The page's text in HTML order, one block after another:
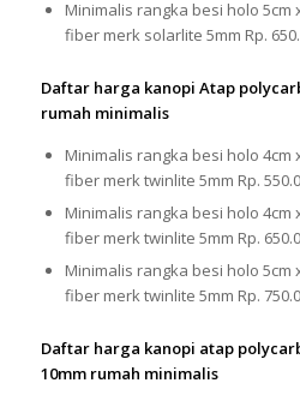
Minimalis rangka besi holo 5cm
fiber merk solarlite 5mm Rp.
Daftar harga kanopi Atap
rumah minimalis
Minimalis rangka besi holo 4cm
fiber merk twinlite 5mm Rp.
Minimalis rangka besi holo 4cm
fiber merk twinlite 5mm Rp.
Minimalis rangka besi holo 5cm
fiber merk twinlite 5mm Rp.
Daftar harga kanopi atap
10mm rumah minimalis